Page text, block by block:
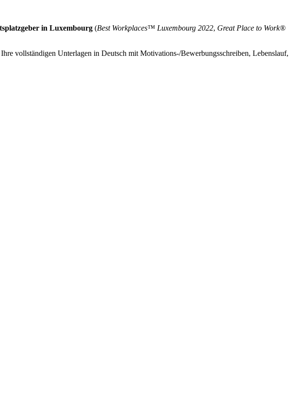
in Luxembourg (Best Workplaces™ Luxembourg 2022, Great Place to Work®
vollständigen Unterlagen in Deutsch mit Motivations-/Bewerbungsschreiben, Lebenslauf,